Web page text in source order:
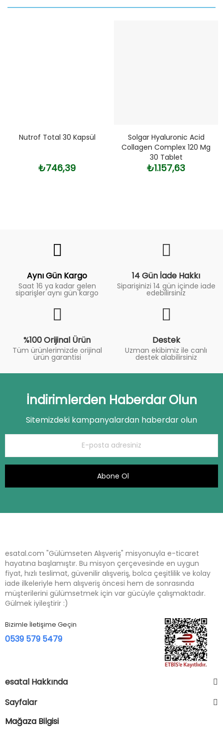
Nutrof Total 30 Kapsül
₺746,39
Solgar Hyaluronic Acid
Collagen Complex 120 Mg
30 Tablet
₺1.157,63
Aynı Gün Kargo
Saat 16 ya kadar gelen
siparişler aynı gün kargo
14 Gün İade Hakkı
Siparişinizi 14 gün içinde iade
edebilirsiniz
%100 Orijinal Ürün
Tüm ürünlerimizde orijinal
ürün garantisi
Destek
Uzman ekibimiz ile canlı
destek alabilirsiniz
İndirimlerden Haberdar Olun
Sitemizdeki kampanyalardan haberdar olun
Abone Ol
esatal.com "Gülümseten Alışveriş" misyonuyla e-ticaret
hayatına başlamıştır. Bu misyon çerçevesinde en uygun
fiyat, hızlı teslimat, güvenilir alışveriş, bolca çeşitlilik ve kolay
iade ilkeleriyle hem alışveriş öncesi hem de sonrasında
müşterilerini gülümsetmek için var gücüyle çalışmaktadır.
Gülmek iyileştirir :)
Bizimle İletişime Geçin
0539 579 5479
esatal Hakkında
Sayfalar
Mağaza Bilgisi